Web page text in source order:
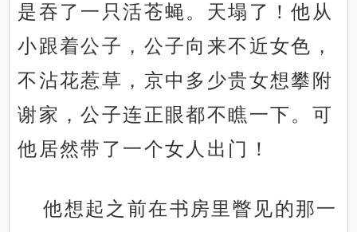
是吞了一只活苍蝇。天塌了！他从
小跟着公子，公子向来不近女色，
不沾花惹草，京中多少贵女想攀附
谢家，公子连正眼都不瞧一下。可
他居然带了一个女人出门！
他想起之前在书房里瞥见的那一